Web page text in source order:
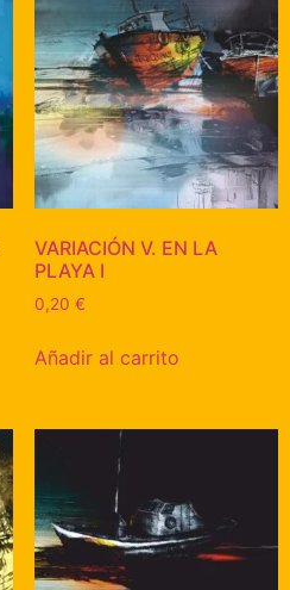
VARIACIÓN V. EN LA
PLAYA I
0,20 €
Añadir al carrito